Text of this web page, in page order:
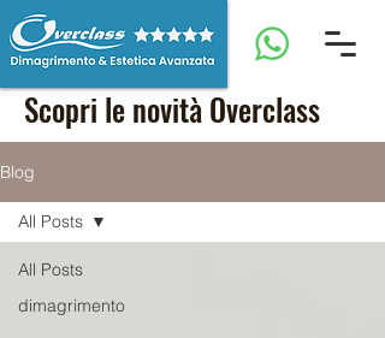
Scopri le novità Overclass
Blog
All Posts
dimagrimento
All Posts